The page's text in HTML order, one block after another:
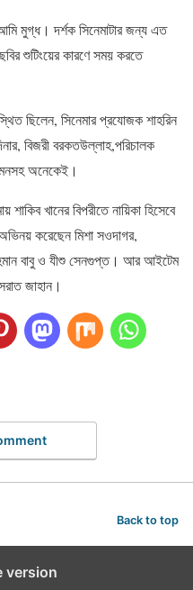
মুগ্ধ। দর্শক সিনেমাটার জন্য এত
শুটিংয়ের কারণে সময় করতে
ছিলেন, সিনেমার প্রযোজক শাহরিন
বিজরী বরকতউল্লাহ,পরিচালক
অনেকেই।
শাকিব খানের বিপরীতে নায়িকা হিসেবে
করেছেন মিশা সওদাগর,
বাবু ও যীশু সেনগুপ্ত। আর আইটেম
জাহান।
Back to top
version